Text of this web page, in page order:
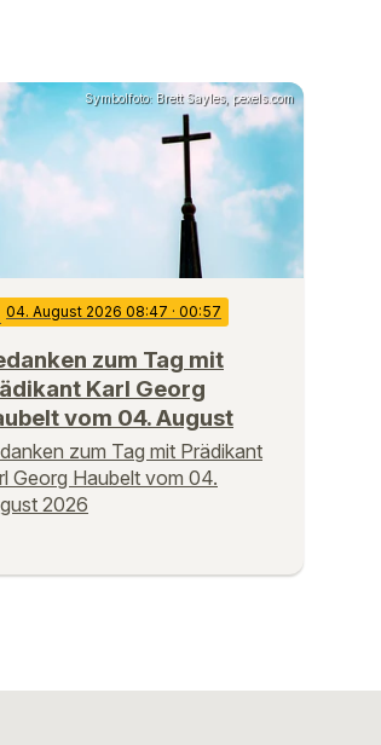
Symbolfoto: Brett Sayles, pexels.com
04. August 2026 08:47 · 00:57
zum Tag mit
Karl Georg
vom 04. August
zum Tag mit Prädikant
Georg Haubelt vom 04.
2026